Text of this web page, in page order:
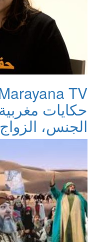
حكايات
الجنس،